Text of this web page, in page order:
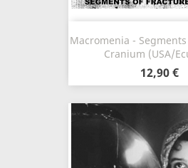
Macromenia -
Cranium (USA/
12,90 €